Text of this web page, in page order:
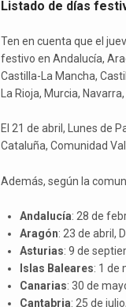
Listado de días
Ten en cuenta que el
festivo en Andalucía,
Castilla-La Mancha,
La Rioja, Murcia,
El 21 de abril, Lunes de
Cataluña, Comunidad
Además, según la
Andalucía: 28 de
Aragón: 23 de abril,
Asturias: 9 de
Islas Baleares: 1 de
Canarias: 30 de
Cantabria: 25 de